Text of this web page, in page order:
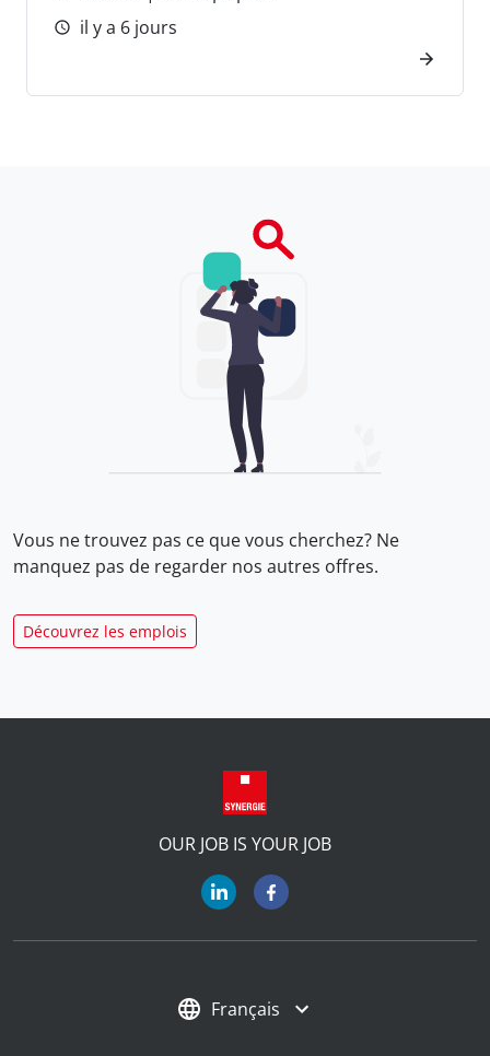
il y a 6 jours
Vous ne trouvez pas ce que vous cherchez? Ne
manquez pas de regarder nos autres offres.
Découvrez les emplois
OUR JOB IS YOUR JOB
Français